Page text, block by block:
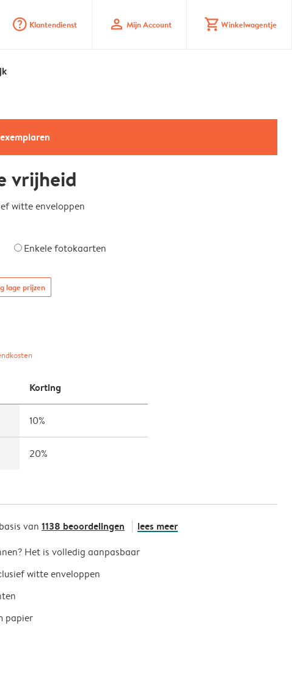
question_mark_circle Klantendienst profile Mijn Account shopping_cart Winkelwagentje
vrijheid
witte enveloppen
Enkele fotokaarten
lage prijzen
Korting
10%
20%
van 1138 beoordelingen lees meer
Het is volledig aanpasbaar
witte enveloppen
papier